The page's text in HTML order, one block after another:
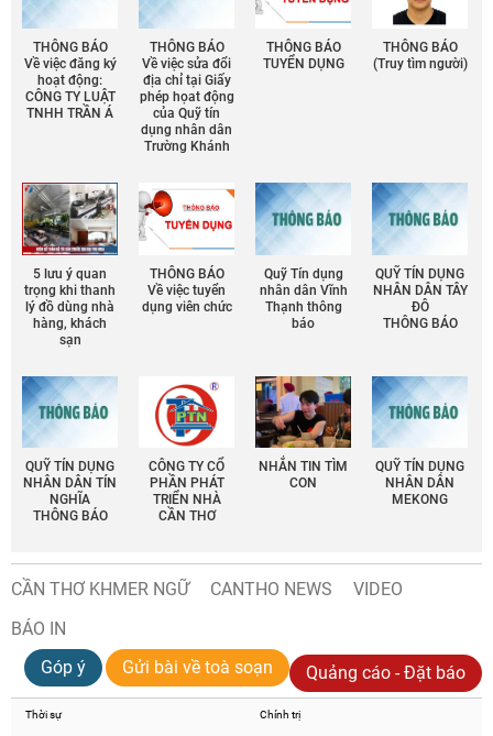
THÔNG BÁO
Về việc đăng ký
hoạt động:
CÔNG TY LUẬT
TNHH TRẦN Á
THÔNG BÁO
Về việc sửa đổi
địa chỉ tại Giấy
phép họat động
của Quỹ tín
dụng nhân dân
Trường Khánh
THÔNG BÁO
TUYỂN DỤNG
THÔNG BÁO
(Truy tìm người)
5 lưu ý quan
trọng khi thanh
lý đồ dùng nhà
hàng, khách
sạn
THÔNG BÁO
Về việc tuyển
dụng viên chức
Quỹ Tín dụng
nhân dân Vĩnh
Thạnh thông
báo
QUỸ TÍN DỤNG
NHÂN DÂN TÂY
ĐÔ
THÔNG BÁO
QUỸ TÍN DỤNG
NHÂN DÂN TÍN
NGHĨA
THÔNG BÁO
CÔNG TY CỔ
PHẦN PHÁT
TRIỂN NHÀ
CẦN THƠ
NHẮN TIN TÌM
CON
QUỸ TÍN DỤNG
NHÂN DÂN
MEKONG
CẦN THƠ KHMER NGỮ CANTHO NEWS
VIDEO
BÁO IN
Góp ý
Gửi bài về toà soạn Quảng cáo - Đặt báo
Thời sự Chính trị